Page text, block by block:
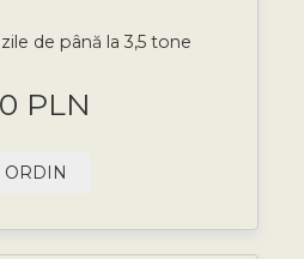
de până la 3,5 tone
PLN
ORDIN